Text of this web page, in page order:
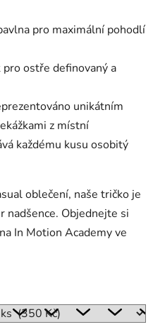
pro maximální pohodlí
ostře definovaný a
unikátním
z místní
každému kusu osobitý
oblečení, naše tričko je
nadšence. Objednejte si
In Motion Academy ve